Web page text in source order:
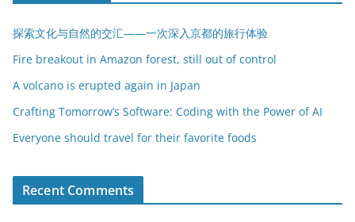
探索文化与自然的交汇——一次深入京都的旅行体验
Fire breakout in Amazon forest, still out of control
A volcano is erupted again in Japan
Crafting Tomorrow’s Software: Coding with the Power of AI
Everyone should travel for their favorite foods
Recent Comments